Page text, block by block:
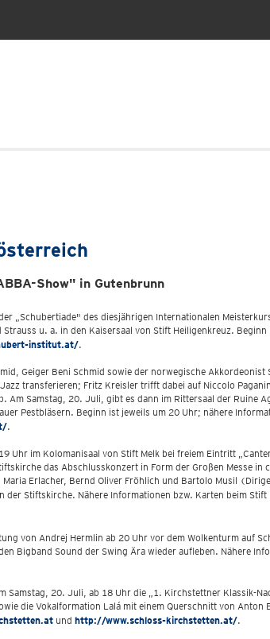
Show" in Gutenbrunn
„Schubertiade" des diesjährigen Internationalen
u. a. in den Kaisersaal von Stift Heiligenkreuz.
institut.at/.
Geiger Beni Schmid sowie der norwegische
transferieren; Fritz Kreisler trifft dabei auf Niccolo
Samstag, 20. Juli, gibt es dann im Rittersaal der Ruine
Pestbläsern. Beginn ist jeweils um 20 Uhr; nähere
.
Uhr im Kolomanisaal von Stift Melk bei freiem Eintritt
das Abschlusskonzert in Form der Großen Messe
Erlacher, Bernd Oliver Fröhlich und Bartolo Musil
der Stiftskirche. Nähere Informationen bzw. Karten beim
von Andrej Hermlin ab 20 Uhr vor dem Wolkenturm auf
Bigband Sound der Swing Ära wieder aufleben. Nähere
Samstag, 20. Juli, ab 18 Uhr die „1. Kirchstettner Klassik-
die Vokalformation Lalá mit einem Querschnitt von
und http://www.schloss-kirchstetten.at/.